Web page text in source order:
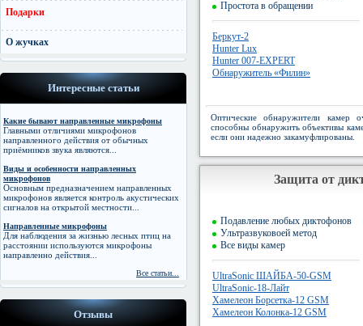
Подарки
О жучках
Интересные статьи
Какие бывают направленные микрофоны
Главными отличиями микрофонов
направленного действия от обычных
приёмников звука являются...
Виды и особенности направленных
микрофонов
Основным предназначением направленных
микрофонов является контроль акустических
сигналов на открытой местности...
Направленные микрофоны
Для наблюдения за жизнью лесных птиц на
расстоянии используются микрофоны
направленно действия...
Все статьи...
Отзывы
Простота в обращении
Беркут-2
Hunter Lux
Hunter 007-EXPERT
Обнаружитель «Филин»
Оптические обнаружители камер
способны обнаружить объективы
если они надежно закамуфлированы.
Защита от
Подавление любых диктофонов
Ультразвуковоей метод
Все виды камер
UltraSonic ШАЙБА-50-GSM
UltraSonic-18-Лайт
Хамелеон Борсетка-12 GSM
Хамелеон Колонка-12 GSM